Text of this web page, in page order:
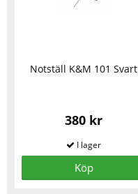
Notställ K&M 101 Svart
380 kr
Köp